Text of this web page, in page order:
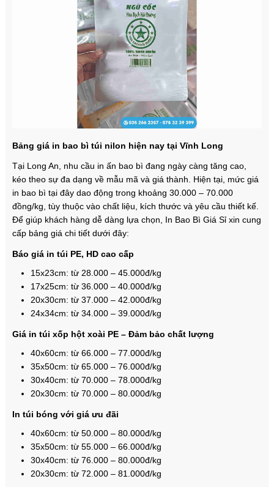
Bảng giá in bao bì túi nilon hiện nay tại Vĩnh Long
Tại Long An, nhu cầu in ấn bao bì đang ngày càng tăng cao,
kéo theo sự đa dạng về mẫu mã và giá thành. Hiện tại, mức giá
in bao bì tại đây dao động trong khoảng 30.000 – 70.000
đồng/kg, tùy thuộc vào chất liệu, kích thước và yêu cầu thiết kế.
Để giúp khách hàng dễ dàng lựa chọn, In Bao Bì Giá Sỉ xin cung
cấp bảng giá chi tiết dưới đây:
Báo giá in túi PE, HD cao cấp
15x23cm: từ 28.000 – 45.000đ/kg
17x25cm: từ 36.000 – 40.000đ/kg
20x30cm: từ 37.000 – 42.000đ/kg
24x34cm: từ 34.000 – 39.000đ/kg
Giá in túi xốp hột xoài PE – Đảm bảo chất lượng
40x60cm: từ 66.000 – 77.000đ/kg
35x50cm: từ 65.000 – 76.000đ/kg
30x40cm: từ 70.000 – 78.000đ/kg
20x30cm: từ 70.000 – 80.000đ/kg
In túi bóng với giá ưu đãi
40x60cm: từ 50.000 – 80.000đ/kg
35x50cm: từ 55.000 – 66.000đ/kg
30x40cm: từ 76.000 – 80.000đ/kg
20x30cm: từ 72.000 – 81.000đ/kg